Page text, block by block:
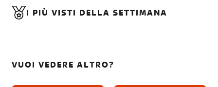
I PIÙ VISTI DELLA SETTIMANA
VUOI VEDERE ALTRO?